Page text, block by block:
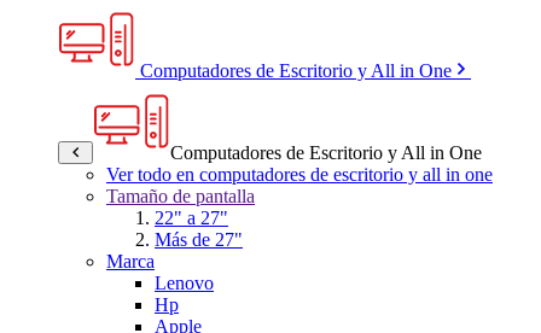
Computadores de Escritorio y All in One
Computadores de Escritorio y All in One
Ver todo en computadores de escritorio y all in one
Tamaño de pantalla
22" a 27"
Más de 27"
Marca
Lenovo
Hp
Apple